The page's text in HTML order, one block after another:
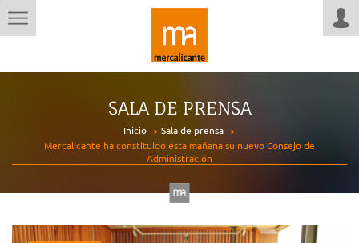
SALA DE PRENSA
Inicio
Sala de prensa
Mercalicante ha constituido esta mañana su nuevo Consejo de
Administración